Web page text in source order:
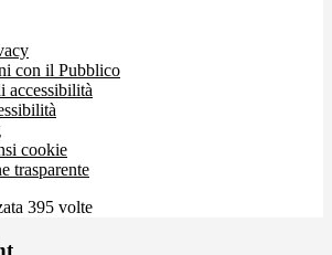
con il Pubblico
accessibilità
cookie
trasparente
395 volte